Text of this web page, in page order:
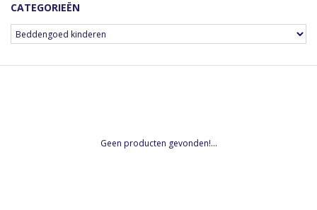
CATEGORIEËN
Geen producten gevonden!...